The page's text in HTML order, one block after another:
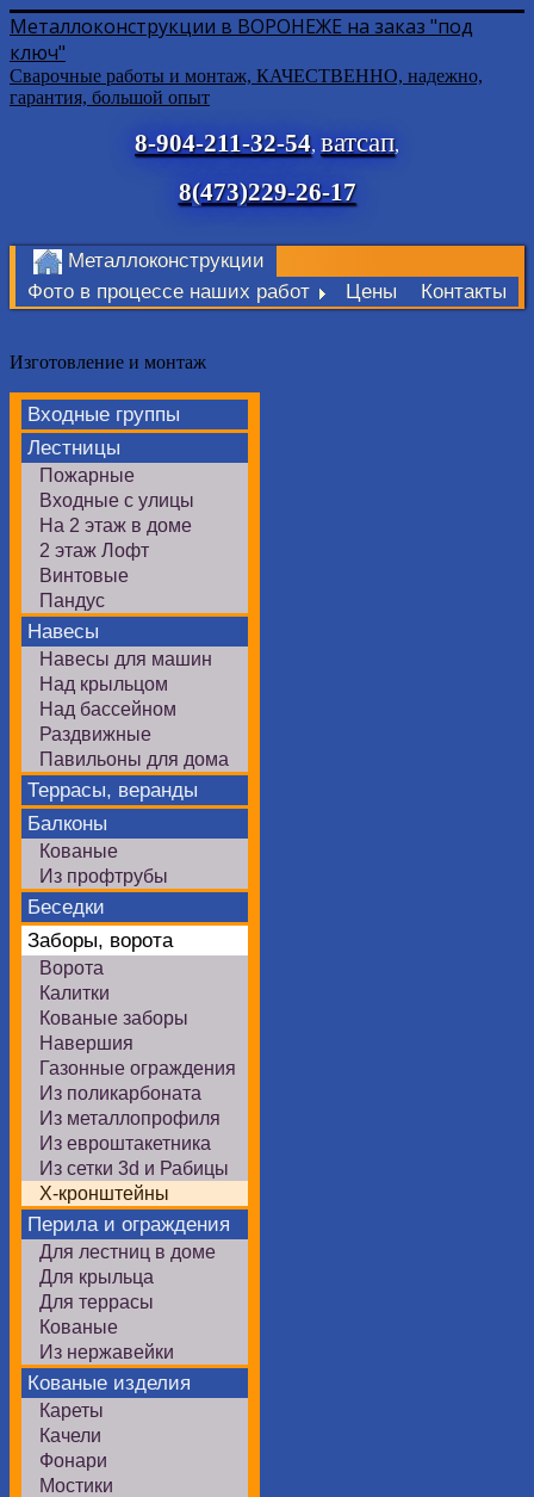
Металлоконструкции в ВОРОНЕЖЕ на заказ "под
ключ"
Сварочные работы и монтаж, КАЧЕСТВЕННО, надежно,
гарантия, большой опыт
8-904-211-32-54, ватсап,
8(473)229-26-17
Металлоконструкции
Фото в процессе наших работ
Цены Контакты
Изготовление и монтаж
Входные группы
Лестницы
Пожарные
Входные с улицы
На 2 этаж в доме
2 этаж Лофт
Винтовые
Пандус
Навесы
Навесы для машин
Над крыльцом
Над бассейном
Раздвижные
Павильоны для дома
Террасы, веранды
Балконы
Кованые
Из профтрубы
Беседки
Заборы, ворота
Ворота
Калитки
Кованые заборы
Навершия
Газонные ограждения
Из поликарбоната
Из металлопрофиля
Из евроштакетника
Из сетки 3d и Рабицы
Х-кронштейны
Перила и ограждения
Для лестниц в доме
Для крыльца
Для террасы
Кованые
Из нержавейки
Кованые изделия
Кареты
Качели
Фонари
Мостики